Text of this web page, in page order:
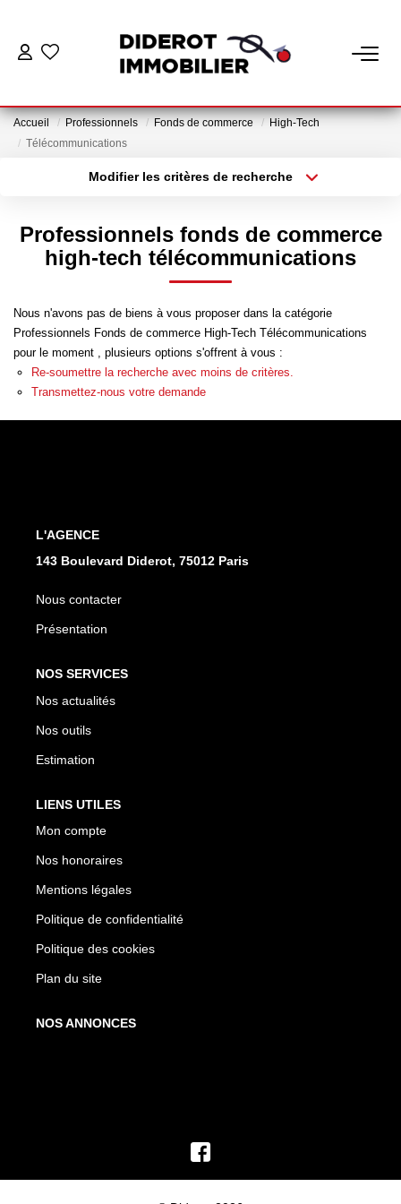
GESTION
Espace Client Gestion
NOTRE AGENCE
Accueil Professionnels Fonds de commerce
High-Tech
Télécommunications
Modifier les critères de recherche
Surface min
Professionnels fonds de commerce
high-tech télécommunications
Nous n'avons pas de biens à vous proposer dans la catégorie
Professionnels Fonds de commerce High-Tech Télécommunications
pour le moment , plusieurs options s'offrent à vous :
Re-soumettre la recherche avec moins de critères.
Transmettez-nous votre demande
L'AGENCE
143 Boulevard Diderot, 75012 Paris
Nous contacter
Présentation
NOS SERVICES
Nos actualités
Nos outils
Estimation
LIENS UTILES
Mon compte
Nos honoraires
Mentions légales
Politique de confidentialité
Politique des cookies
Plan du site
NOS ANNONCES